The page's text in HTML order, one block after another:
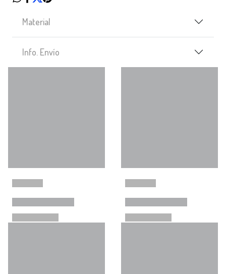
Material
Info. Envío